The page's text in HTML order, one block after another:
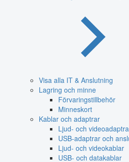
Visa alla IT & Anslutning
Lagring och minne
Förvaringstillbehör
Minneskort
Kablar och adaptrar
Ljud- och
USB-adaptrar och
Ljud- och videokablar
USB- och datakablar